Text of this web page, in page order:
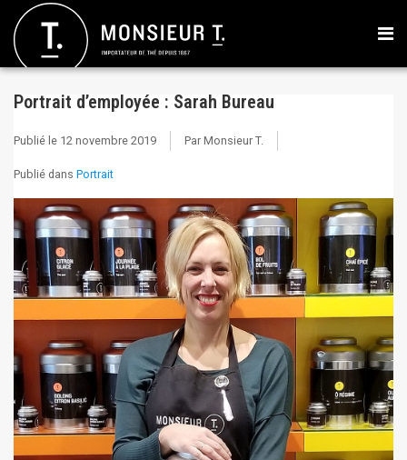
Portrait d’employée : Sarah Bureau
Publié le 12 novembre 2019 Par Monsieur T.
Publié dans Portrait